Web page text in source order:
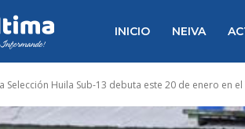
INICIO NEIVA
Selección Huila Sub-13 debuta este 20 de enero en